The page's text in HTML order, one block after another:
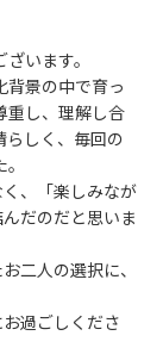
います。
背景の中で育っ
重し、理解し合
らしく、毎回の
、「楽しみなが
だのだと思いま
二人の選択に、
過ごしくださ